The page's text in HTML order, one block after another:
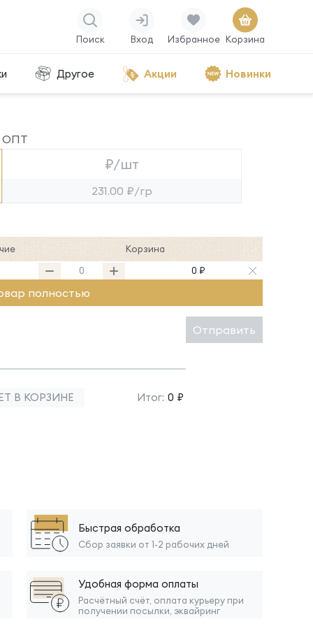
Поиск Вход Избранное Корзина
Другое Акции Новинки
ОПТ
₽/шт
231.00 ₽/гр
Корзина
0 ₽
полностью
Отправить
В КОРЗИНЕ Итог: 0 ₽
Быстрая обработка
Сбор заявки от 1-2 рабочих дней
Удобная форма оплаты
Расчётный счёт, оплата курьеру при
получении посылки, эквайринг